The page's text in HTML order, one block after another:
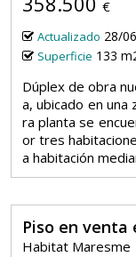
€
Actualizado 28/
Superficie 133
Dúplex de obra
a, ubicado en una
ra planta se
or tres
a habitación
Piso en
Habitat Maresme